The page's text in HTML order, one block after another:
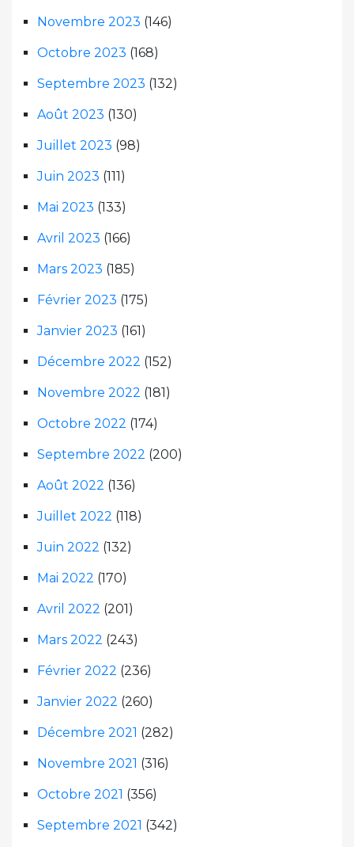
Novembre 2023 (146)
Octobre 2023 (168)
Septembre 2023 (132)
Août 2023 (130)
Juillet 2023 (98)
Juin 2023 (111)
Mai 2023 (133)
Avril 2023 (166)
Mars 2023 (185)
Février 2023 (175)
Janvier 2023 (161)
Décembre 2022 (152)
Novembre 2022 (181)
Octobre 2022 (174)
Septembre 2022 (200)
Août 2022 (136)
Juillet 2022 (118)
Juin 2022 (132)
Mai 2022 (170)
Avril 2022 (201)
Mars 2022 (243)
Février 2022 (236)
Janvier 2022 (260)
Décembre 2021 (282)
Novembre 2021 (316)
Octobre 2021 (356)
Septembre 2021 (342)